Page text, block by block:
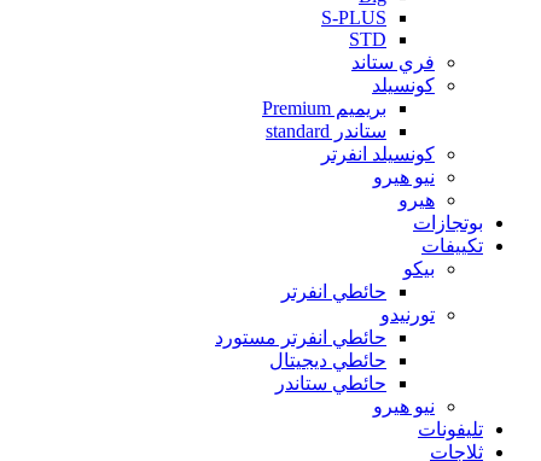
S-PLUS
STD
فري ستاند
كونسيلد
بريميم Premium
ستاندر standard
كونسيلد انفرتر
نيو هيرو
هيرو
بوتجازات
تكييفات
بيكو
حائطي انفرتر
تورنيدو
حائطي انفرتر مستورد
حائطي ديجيتال
حائطي ستاندر
نيو هيرو
تليفونات
ثلاجات